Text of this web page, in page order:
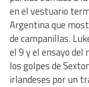
en el vestuario
Argentina que
de campanillas.
el 9 y el ensayo del
los golpes de
irlandeses por un